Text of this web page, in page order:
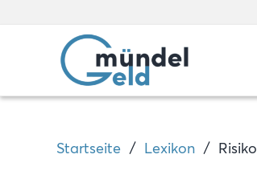
Startseite / Lexikon / Risiko